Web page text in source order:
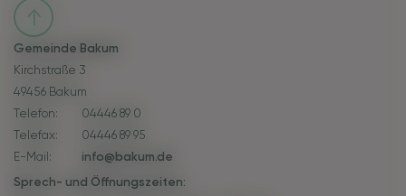
Gemeinde Bakum
Kirchstraße 3
49456 Bakum
Telefon:
04446 89 0
Telefax:
04446 89 95
E-Mail:
info@bakum.de
Sprech- und Öffnungszeiten: